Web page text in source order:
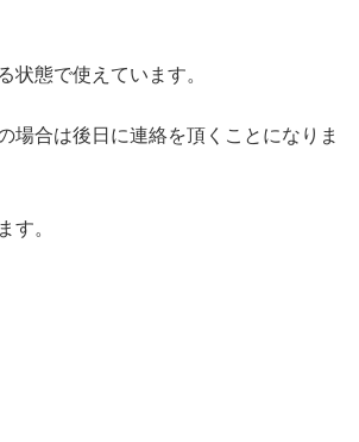
状態で使えています。
場合は後日に連絡を頂くことになりま
す。